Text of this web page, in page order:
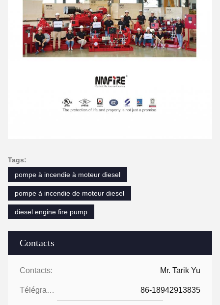
Contacts
Contacts: Mr. Tarik Yu
Télégramme: 86-18942913835
Tags:
pompe à incendie à moteur diesel
pompe à incendie de moteur diesel
diesel engine fire pump